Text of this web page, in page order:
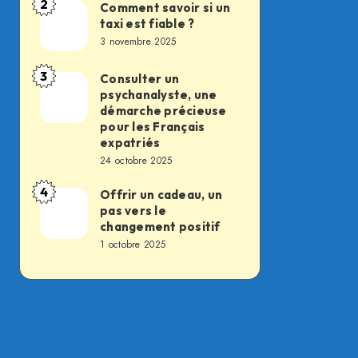
des
du
feu,
transformation
silencieuse
métier
essentiel
Comment
si
un
est
2
Comment savoir si un
taxi est fiable ?
3 novembre 2025
Consulter
psychanalyste,
précieuse
les
expatriés
3
Consulter un
psychanalyste, une
démarche précieuse
pour les Français
expatriés
24 octobre 2025
Offrir
cadeau,
4
Offrir un cadeau, un
pas vers le
changement positif
1 octobre 2025